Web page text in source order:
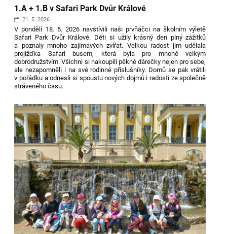
1.A + 1.B v Safari Park Dvůr Králové
21. 5. 2026
V pondělí 18. 5. 2026 navštívili naši prvňáčci na školním výletě
Safari Park Dvůr Králové. Děti si užily krásný den plný zážitků
a poznaly mnoho zajímavých zvířat. Velkou radost jim udělala
projížďka Safari busem, která byla pro mnohé velkým
dobrodružstvím. Všichni si nakoupili pěkné dárečky nejen pro sebe,
ale nezapomněli i na své rodinné příslušníky. Domů se pak vrátili
v pořádku a odnesli si spoustu nových dojmů i radosti ze společně
stráveného času.